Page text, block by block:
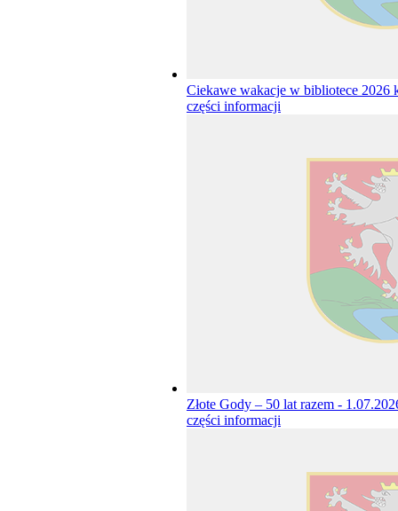
Ciekawe wakacje w bibliotece 2026
części informacji
Złote Gody – 50 lat razem -
części informacji